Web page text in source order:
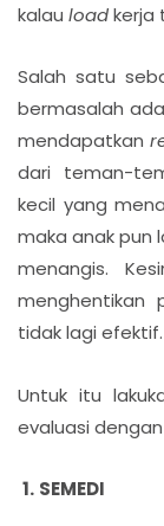
kalau loadkerja
Salah satu
bermasalah
mendapatkan
dari teman-
kecil yang
maka anak pun
menangis.
menghentikan
tidak lagi efektif.
Untuk itu
evaluasi
SEMEDI